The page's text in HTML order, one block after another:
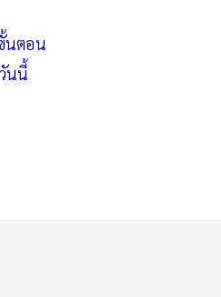
นตอน
นนี้